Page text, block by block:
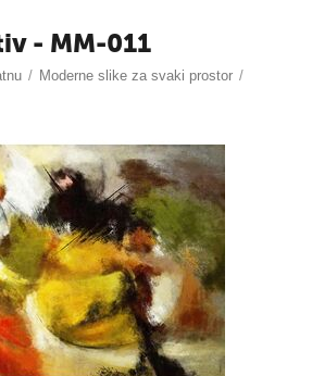
- MM-011
/ Moderne slike za svaki prostor /